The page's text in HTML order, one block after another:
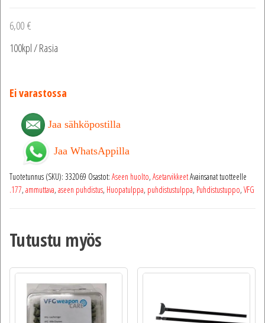
6,00 €
100kpl / Rasia
Ei varastossa
Jaa sähköpostilla
Jaa WhatsAppilla
Tuotetunnus (SKU): 332069 Osastot: Aseen huolto, AsetarvikkeetAvainsanat tuotteelle
.177, ammuttava, aseen puhdistus, Huopatulppa, puhdistustulppa, Puhdistustuppo, VFG
Tutustu myös